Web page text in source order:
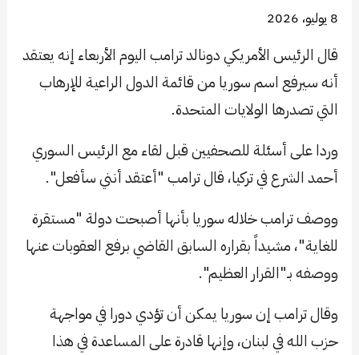
8 يوليو، 2026
قال الرئيس الأمريكي دونالد ترامب اليوم الأربعاء إنه يعتقد
أنه سيرفع اسم سوريا من قائمة الدول الراعية للإرهاب
التي تصدرها الولايات المتحدة.
وردا على أسئلة للصحفيين قبل لقاء مع الرئيس السوري
أحمد الشرع في تركيا، قال ترامب "أعتقد أنني سأفعل".
ووصف ترامب خلاله سوريا بأنها أصبحت دولة "مستقرة
للغاية"، مشيداً بقراره السابق القاضي برفع العقوبات عنها
ووصفه بـ"القرار العظيم".
وقال ترامب إن سوريا يمكن أن تؤدي دورا في مواجهة
حزب الله في لبنان، وإنها قادرة على المساعدة في هذا